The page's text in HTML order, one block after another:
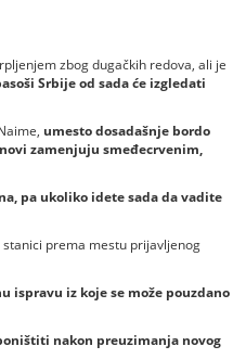
zbog dugačkih redova, ali je
Srbije od sada će izgledati
umesto dosadašnje bordo
zamenjuju smeđecrvenim,
pa ukoliko idete sada da vadite
prema mestu prijavljenog
iz koje se može pouzdano
nakon preuzimanja novog